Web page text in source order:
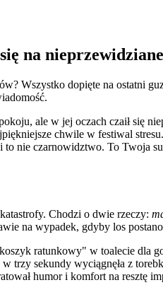
na
Wszystko dopięte na
ale w jej oczach czaił się
chwile w festiwal
nie czarnowidztwo. To Twoja
Chodzi o dwie rzeczy:
na wypadek, gdyby los
ratunkowy" w toalecie dla
trzy sekundy wyciągnęła z
humor i komfort na resztę